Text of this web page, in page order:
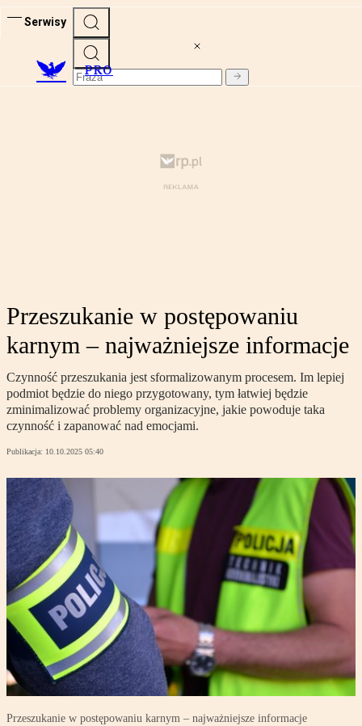
Serwisy
PRO
Przeszukanie w postępowaniu
karnym – najważniejsze informacje
Czynność przeszukania jest sformalizowanym procesem. Im lepiej
podmiot będzie do niego przygotowany, tym łatwiej będzie
zminimalizować problemy organizacyjne, jakie powoduje taka
czynność i zapanować nad emocjami.
Publikacja: 10.10.2025 05:40
Przeszukanie w postępowaniu karnym – najważniejsze informacje